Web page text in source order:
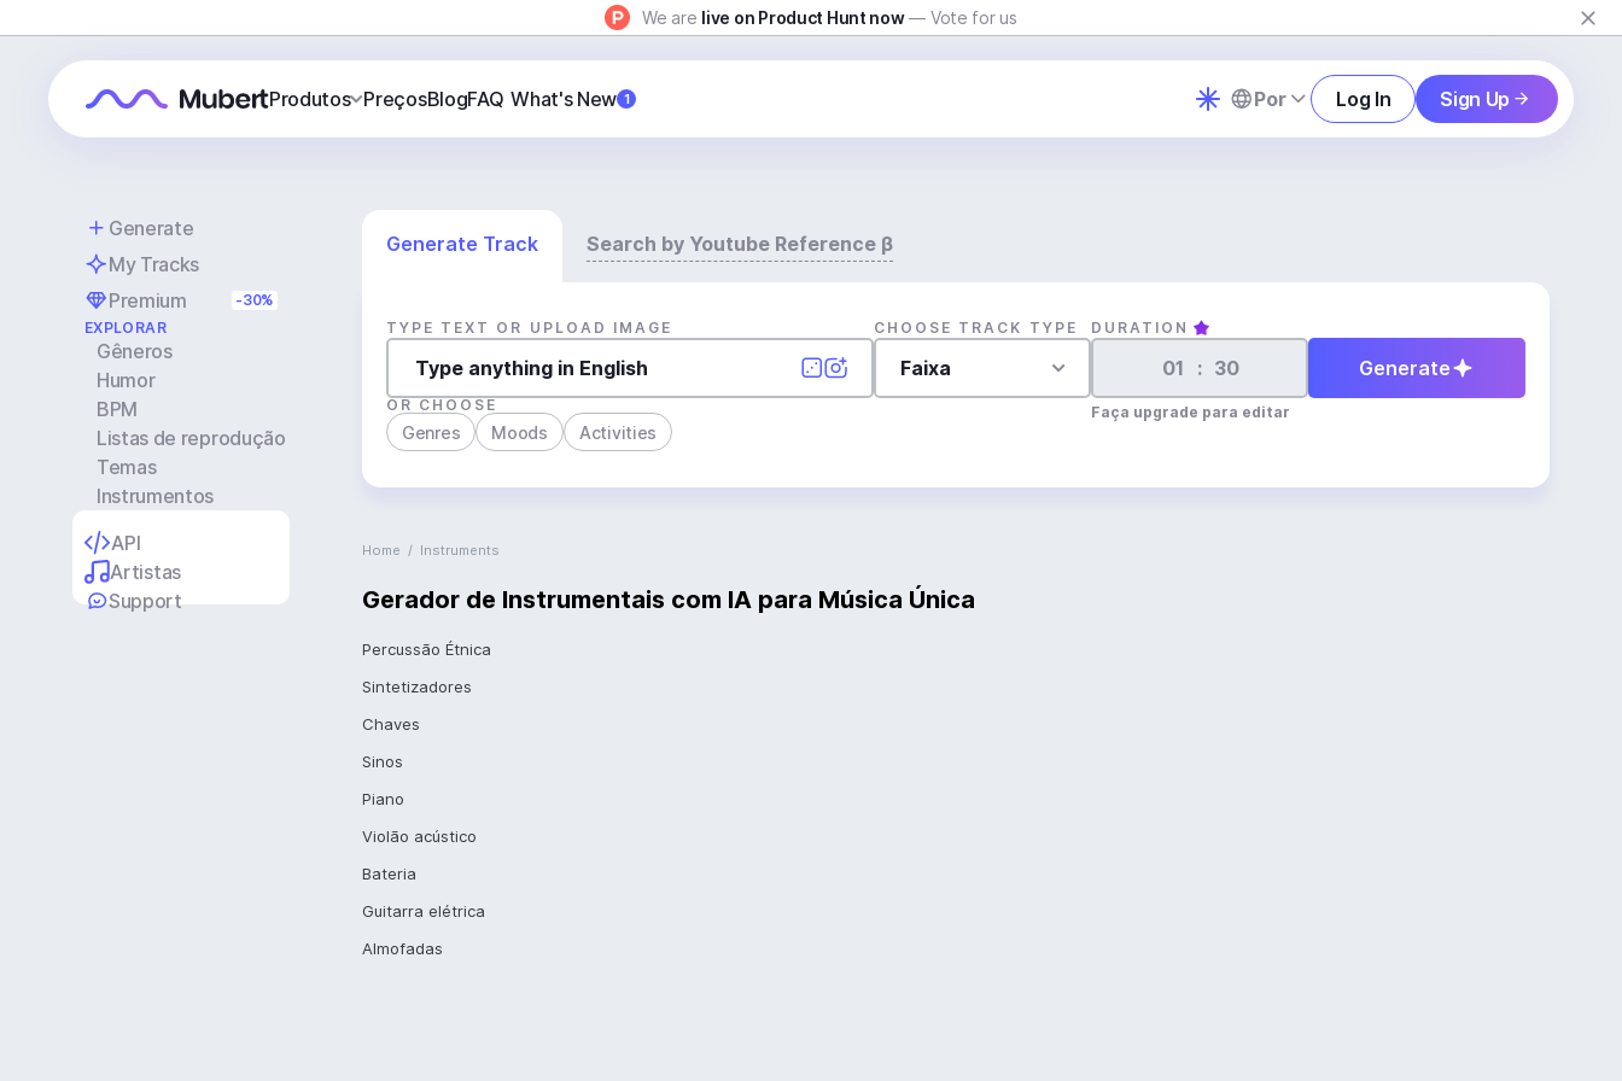
We are live on Product Hunt now — Vote for us
Produtos PreçosBlogFAQ What's New 1 Por Log In Sign Up
Generate
My Tracks
Premium
-30%
EXPLORAR
Gêneros
Humor
BPM
Listas de reprodução
Temas
Instrumentos
API
Artistas
Support
Generate Track Search by Youtube Reference β
TYPE TEXT OR UPLOAD IMAGE CHOOSE TRACK TYPE
Faixa
DURATION
:
Faça upgrade para editar
Generate
OR CHOOSE
Genres Moods Activities
Home / Instruments
Gerador de Instrumentais com IA para Música Única
Percussão Étnica
Sintetizadores
Chaves
Sinos
Piano
Violão acústico
Bateria
Guitarra elétrica
Almofadas